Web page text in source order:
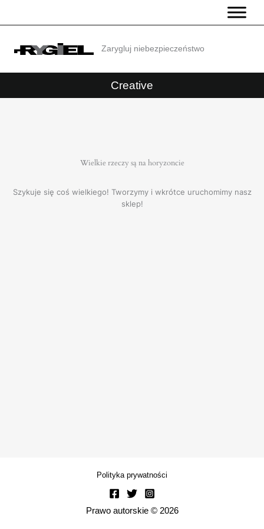
Zarygluj niebezpieczeństwo
Creative
Wielkie rzeczy są na horyzoncie
Szykuje się coś wielkiego! Tworzymy i wkrótce uruchomimy nasz
sklep!
Polityka prywatności
Prawo autorskie © 2026